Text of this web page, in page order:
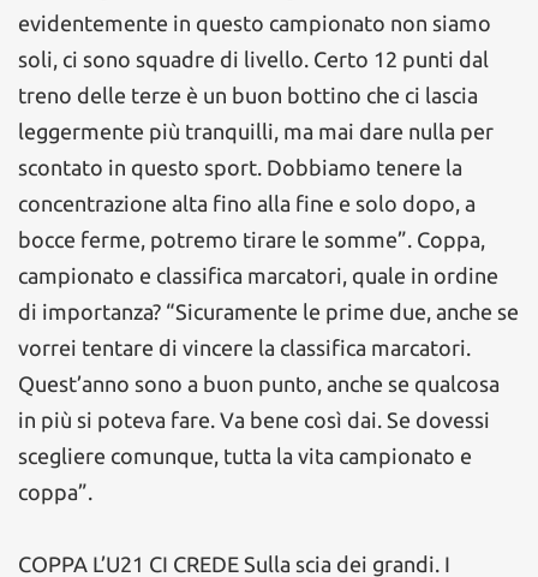
evidentemente in questo campionato non siamo
soli, ci sono squadre di livello. Certo 12 punti dal
treno delle terze è un buon bottino che ci lascia
leggermente più tranquilli, ma mai dare nulla per
scontato in questo sport. Dobbiamo tenere la
concentrazione alta fino alla fine e solo dopo, a
bocce ferme, potremo tirare le somme”. Coppa,
campionato e classifica marcatori, quale in ordine
di importanza? “Sicuramente le prime due, anche se
vorrei tentare di vincere la classifica marcatori.
Quest’anno sono a buon punto, anche se qualcosa
in più si poteva fare. Va bene così dai. Se dovessi
scegliere comunque, tutta la vita campionato e
coppa”.
COPPA L’U21 CI CREDE Sulla scia dei grandi. I